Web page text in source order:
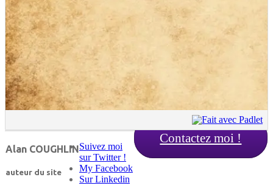
Alan COUGHLIN
auteur du site
Contactez moi !
Suivez moi
sur Twitter !
My Facebook
Sur Linkedin